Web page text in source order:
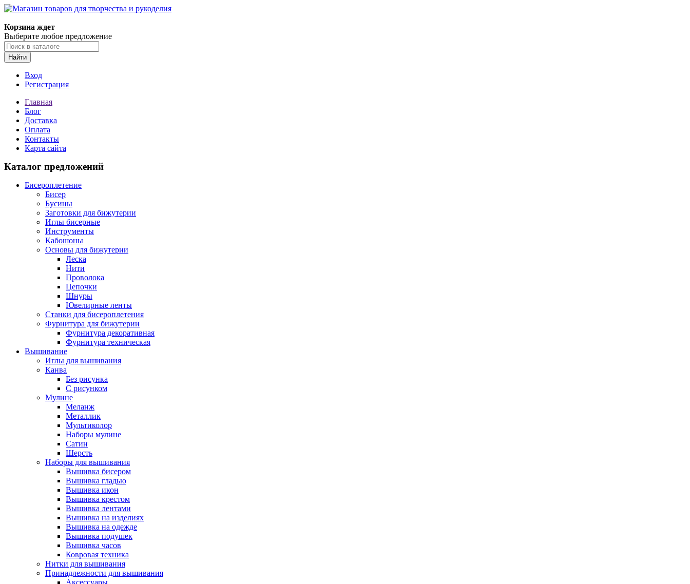
Корзина ждет
Выберите любое предложение
Найти
Вход
Регистрация
Главная
Блог
Доставка
Оплата
Контакты
Карта сайта
Каталог предложений
Бисероплетение
Бисер
Бусины
Заготовки для бижутерии
Иглы бисерные
Инструменты
Кабошоны
Основы для бижутерии
Леска
Нити
Проволока
Цепочки
Шнуры
Ювелирные ленты
Станки для бисероплетения
Фурнитура для бижутерии
Фурнитура декоративная
Фурнитура техническая
Вышивание
Иглы для вышивания
Канва
Без рисунка
С рисунком
Мулине
Меланж
Металлик
Мультиколор
Наборы мулине
Сатин
Шерсть
Наборы для вышивания
Вышивка бисером
Вышивка гладью
Вышивка икон
Вышивка крестом
Вышивка лентами
Вышивка на изделиях
Вышивка на одежде
Вышивка подушек
Вышивка часов
Ковровая техника
Нитки для вышивания
Принадлежности для вышивания
Аксессуары